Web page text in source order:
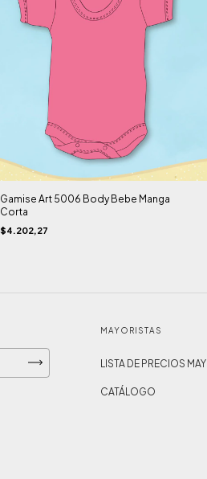
Gamise Art 5006 Body Bebe Manga
Corta
$4.202,27
MAYORISTAS
LISTA DE PRECIOS
CATÁLOGO